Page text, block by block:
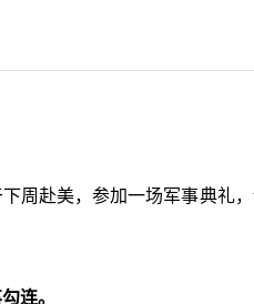
周赴美，参加一场军事典礼
连。